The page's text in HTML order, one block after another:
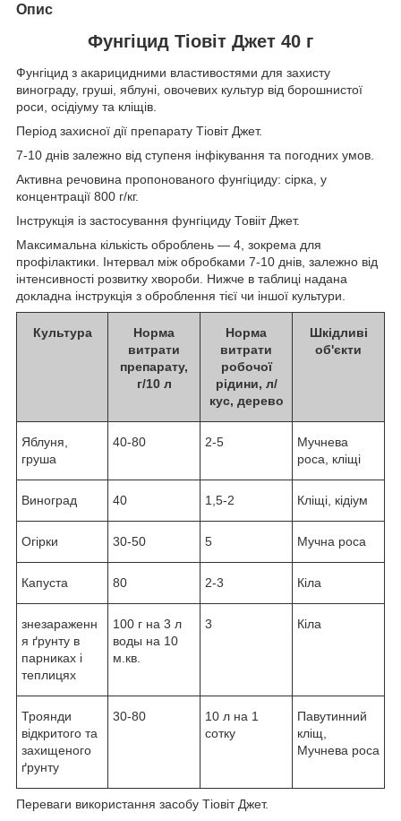
Опис
Фунгіцид Тіовіт Джет 40 г
Фунгіцид з акарицидними властивостями для захисту
винограду, груші, яблуні, овочевих культур від борошнистої
роси, осідіуму та кліщів.
Період захисної дії препарату Тіовіт Джет.
7-10 днів залежно від ступеня інфікування та погодних умов.
Активна речовина пропонованого фунгіциду: сірка, у
концентрації 800 г/кг.
Інструкція із застосування фунгіциду Товііт Джет.
Максимальна кількість оброблень — 4, зокрема для
профілактики. Інтервал між обробками 7-10 днів, залежно від
інтенсивності розвитку хвороби. Нижче в таблиці надана
докладна інструкція з оброблення тієї чи іншої культури.
Культура
Норма
витрати
препарату,
г/10 л
Норма
витрати
робочої
рідини, л/
кус, дерево
Шкідливі
об'єкти
Яблуня,
груша
40-80 2-5
Мучнева
роса, кліщі
Виноград 40 1,5-2 Кліщі, кідіум
Огірки 30-50 5 Мучна роса
Капуста 80 2-3 Кіла
знезараженн
я ґрунту в
парниках і
теплицях
100 г на 3 л
воды на 10
м.кв.
3 Кіла
Троянди
відкритого та
захищеного
ґрунту
30-80
10 л на 1
сотку
Павутинний
кліщ,
Мучнева роса
Переваги використання засобу Тіовіт Джет.